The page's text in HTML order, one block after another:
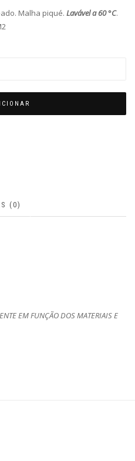
Malha piqué. Lavável a 60 °C.
(0)
EM FUNÇÃO DOS MATERIAIS E